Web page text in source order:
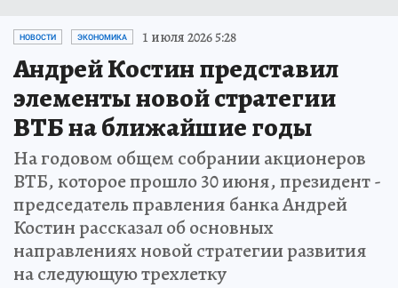
НОВОСТИ ЭКОНОМИКА 1 июля 2026 5:28
Андрей Костин представил
элементы новой стратегии
ВТБ на ближайшие годы
На годовом общем собрании акционеров
ВТБ, которое прошло 30 июня, президент -
председатель правления банка Андрей
Костин рассказал об основных
направлениях новой стратегии развития
на следующую трехлетку